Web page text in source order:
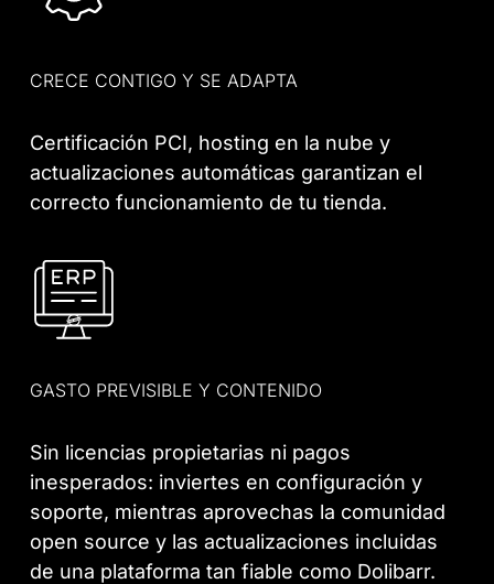
CRECE CONTIGO Y SE ADAPTA
Certificación PCI, hosting en la nube y
actualizaciones automáticas garantizan el
correcto funcionamiento de tu tienda.
GASTO PREVISIBLE Y CONTENIDO
Sin licencias propietarias ni pagos
inesperados: inviertes en configuración y
soporte, mientras aprovechas la comunidad
open source y las actualizaciones incluidas
de una plataforma tan fiable como Dolibarr.